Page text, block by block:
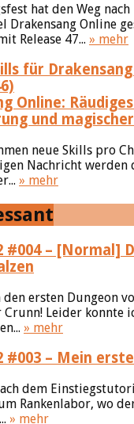
hat den Weg
Drakensang Online
Release 47... » mehr
Online:
und
neue Skills pro
Nachricht werden
» mehr
#004 – [Normal]
ersten Dungeon
Crunn! Leider konnte
» mehr
#003 – Mein
dem
Rankenlabor, wo
» mehr